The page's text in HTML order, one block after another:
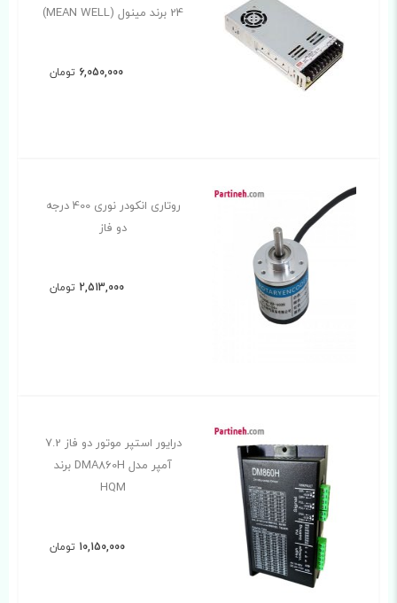
24 برند مینول (MEAN WELL)
6,050,000 تومان
روتاری انکودر نوری 400 درجه
دو فاز
2,513,000 تومان
درایور استپر موتور دو فاز 7.2
آمپر مدل DMA860H برند
HQM
10,150,000 تومان